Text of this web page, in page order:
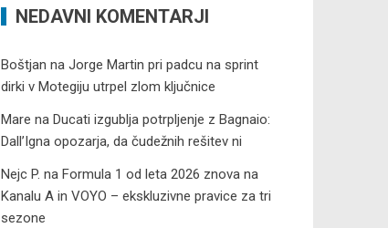
NEDAVNI KOMENTARJI
Boštjan na Jorge Martin pri padcu na sprint
dirki v Motegiju utrpel zlom ključnice
Mare na Ducati izgublja potrpljenje z Bagnaio:
Dall’Igna opozarja, da čudežnih rešitev ni
Nejc P. na Formula 1 od leta 2026 znova na
Kanalu A in VOYO – ekskluzivne pravice za tri
sezone